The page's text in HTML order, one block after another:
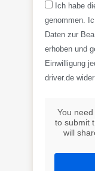
Ich habe
genommen.
Daten zur
erhoben und
Einwilligung
driver.de
You
to submit
will